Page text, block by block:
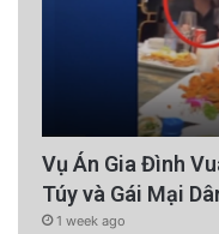
Vụ Án Gia Đình
Túy và Gái Mại
1 week ago